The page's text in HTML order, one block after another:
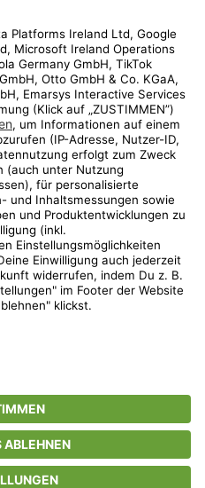
Preisempfehlung des
sich auf den Streichpreis.
unterwww.limango.de/einladen
(nicht für von Partnern versandte